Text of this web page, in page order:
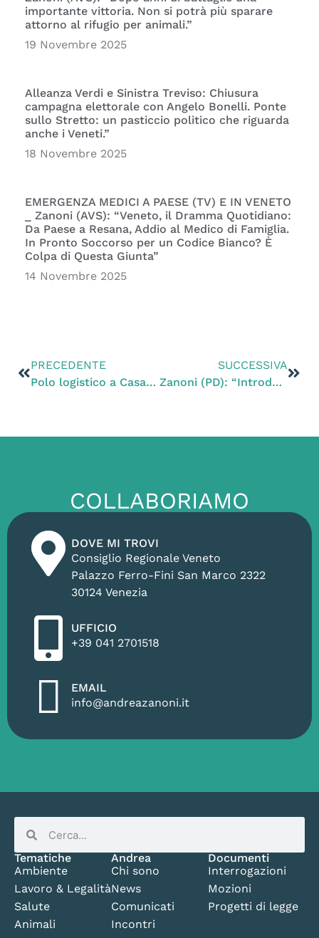
importante vittoria. Non si potrà più sparare
attorno al rifugio per animali.”
19 Novembre 2025
Alleanza Verdi e Sinistra Treviso: Chiusura
campagna elettorale con Angelo Bonelli. Ponte
sullo Stretto: un pasticcio politico che riguarda
anche i Veneti.”
18 Novembre 2025
EMERGENZA MEDICI A PAESE (TV) E IN VENETO
_ Zanoni (AVS): “Veneto, il Dramma Quotidiano:
Da Paese a Resana, Addio al Medico di Famiglia.
In Pronto Soccorso per un Codice Bianco? È
Colpa di Questa Giunta”
14 Novembre 2025
PRECEDENTE
Polo logistico a Casale sul Sile, Zanoni (PD): “Il sindaco Giuliato sbaglia obiettivo: il centro Vega a Mogliano fu un’operazione targata Lega”
SUCCESSIVA
Zanoni (PD): “Introdurre test sierologici nei Lea: devono essere disponibili per tutti, non solo per chi può pagare”
COLLABORIAMO
DOVE MI TROVI
Consiglio Regionale Veneto
Palazzo Ferro-Fini San Marco 2322
30124 Venezia
UFFICIO
+39 041 2701518
EMAIL
info@andreazanoni.it
Tematiche
Ambiente
Lavoro & Legalità
Salute
Animali
Andrea
Chi sono
News
Comunicati
Incontri
Documenti
Interrogazioni
Mozioni
Progetti di legge